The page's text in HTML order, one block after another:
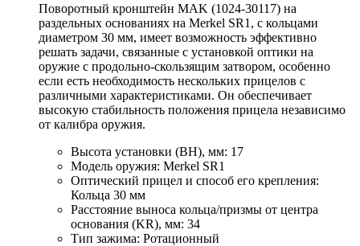
Поворотный кронштейн MAK (1024-30117) на
раздельных основаниях на Merkel SR1, с кольцами
диаметром 30 мм, имеет возможность эффективно
решать задачи, связанные с установкой оптики на
оружие с продольно-скользящим затвором, особенно
если есть необходимость нескольких прицелов с
различными характеристиками. Он обеспечивает
высокую стабильность положения прицела независимо
от калибра оружия.
Высота установки (BH), мм: 17
Модель оружия: Merkel SR1
Оптический прицел и способ его крепления:
Кольца 30 мм
Расстояние выноса кольца/призмы от центра
основания (KR), мм: 34
Тип зажима: Ротационный